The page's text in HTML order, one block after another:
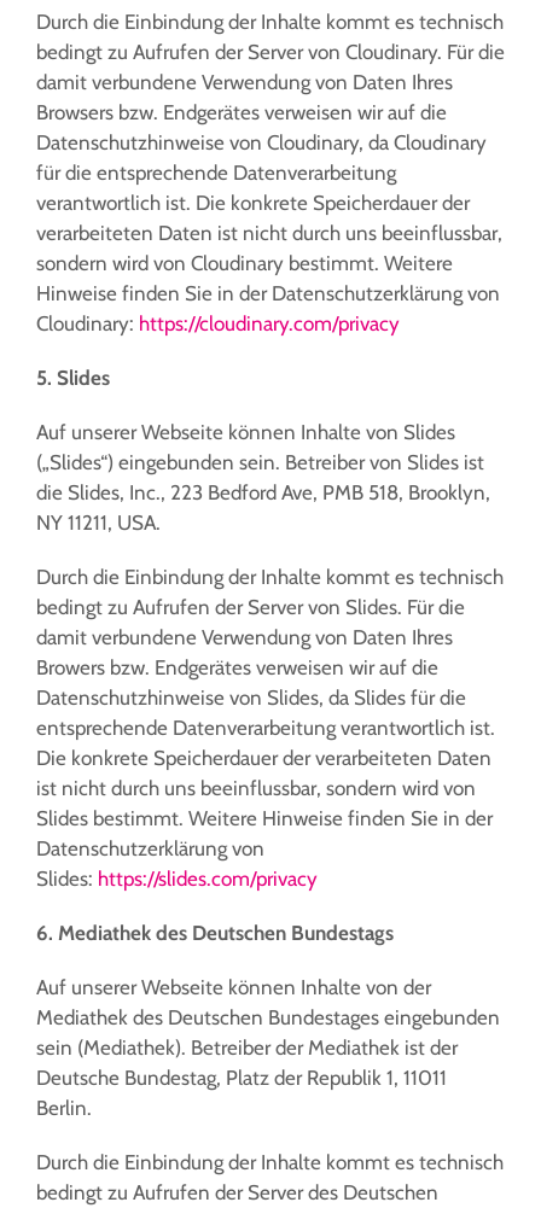
Durch die Einbindung der Inhalte kommt es technisch
bedingt zu Aufrufen der Server von Cloudinary. Für die
damit verbundene Verwendung von Daten Ihres
Browsers bzw. Endgerätes verweisen wir auf die
Datenschutzhinweise von Cloudinary, da Cloudinary
für die entsprechende Datenverarbeitung
verantwortlich ist. Die konkrete Speicherdauer der
verarbeiteten Daten ist nicht durch uns beeinflussbar,
sondern wird von Cloudinary bestimmt. Weitere
Hinweise finden Sie in der Datenschutzerklärung von
Cloudinary: https://cloudinary.com/privacy
5. Slides
Auf unserer Webseite können Inhalte von Slides
(„Slides“) eingebunden sein. Betreiber von Slides ist
die Slides, Inc., 223 Bedford Ave, PMB 518, Brooklyn,
NY 11211, USA.
Durch die Einbindung der Inhalte kommt es technisch
bedingt zu Aufrufen der Server von Slides. Für die
damit verbundene Verwendung von Daten Ihres
Browers bzw. Endgerätes verweisen wir auf die
Datenschutzhinweise von Slides, da Slides für die
entsprechende Datenverarbeitung verantwortlich ist.
Die konkrete Speicherdauer der verarbeiteten Daten
ist nicht durch uns beeinflussbar, sondern wird von
Slides bestimmt. Weitere Hinweise finden Sie in der
Datenschutzerklärung von
Slides: https://slides.com/privacy
6. Mediathek des Deutschen Bundestags
Auf unserer Webseite können Inhalte von der
Mediathek des Deutschen Bundestages eingebunden
sein (Mediathek). Betreiber der Mediathek ist der
Deutsche Bundestag, Platz der Republik 1, 11011
Berlin.
Durch die Einbindung der Inhalte kommt es technisch
bedingt zu Aufrufen der Server des Deutschen